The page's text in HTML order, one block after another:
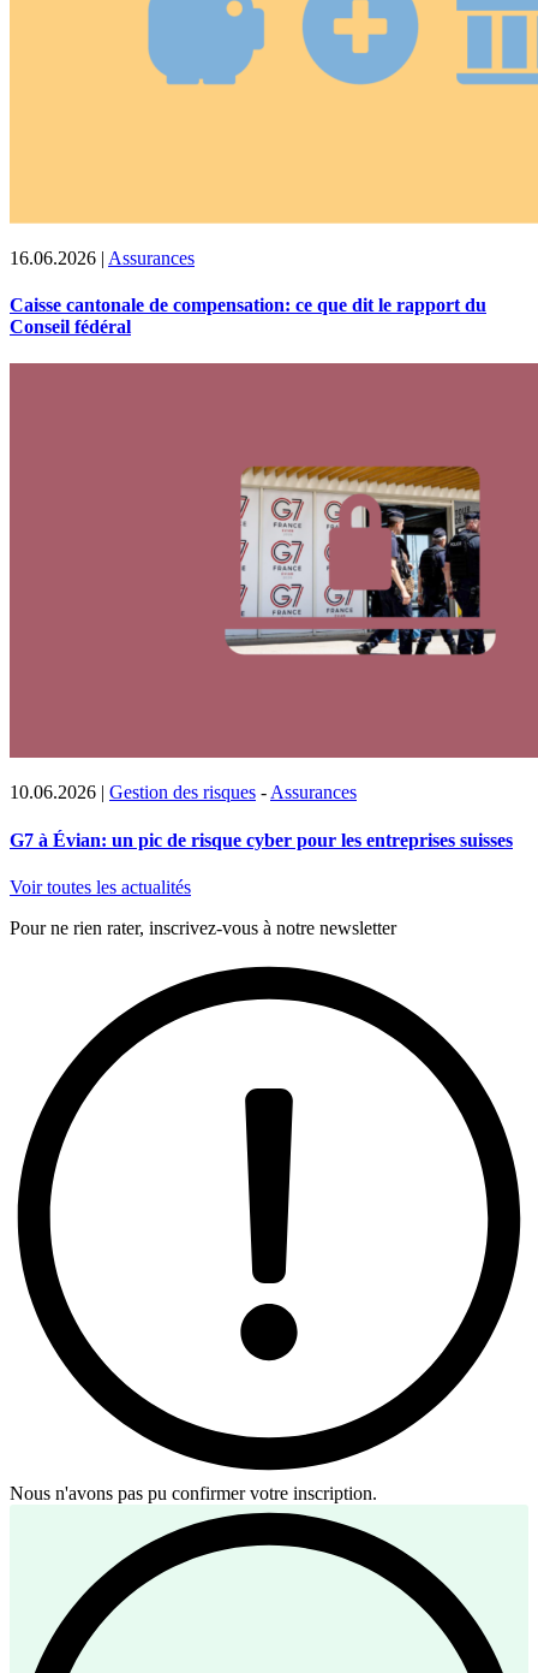
16.06.2026 | Assurances
Caisse cantonale de compensation: ce que dit le rapport du
Conseil fédéral
10.06.2026 | Gestion des risques - Assurances
G7 à Évian: un pic de risque cyber pour les entreprises suisses
Voir toutes les actualités
Pour ne rien rater, inscrivez-vous à notre newsletter
Nous n'avons pas pu confirmer votre inscription.